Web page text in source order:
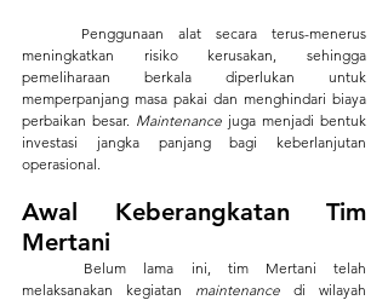
meningkatkan risiko kerusakan, sehingga
pemeliharaan berkala diperlukan untuk
memperpanjang masa pakai dan menghindari biaya
perbaikan besar. Maintenance juga menjadi bentuk
investasi jangka panjang bagi keberlanjutan
operasional.
Awal Keberangkatan Tim
Mertani
melaksanakan kegiatan maintenance di wilayah